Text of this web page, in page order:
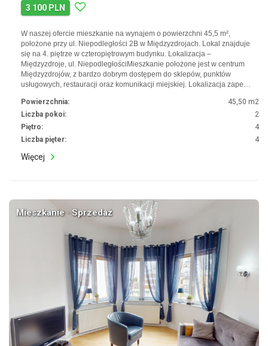
3 100 PLN
W naszej ofercie mieszkanie na wynajem o powierzchni 45,5 m²,
położone przy ul. Niepodległości 2B w Międzyzdrojach. Lokal znajduje
się na 4. piętrze w czteropiętrowym budynku. Lokalizacja –
Międzyzdroje, ul. NiepodległościMieszkanie położone jest w centrum
Międzyzdrojów, z bardzo dobrym dostępem do sklepów, punktów
usługowych, restauracji oraz komunikacji miejskiej. Lokalizacja zape…
Powierzchnia:
45,50 m2
Liczba pokoi:
2
Piętro:
4
Liczba pięter:
4
Więcej
Mieszkanie · Sprzedaż